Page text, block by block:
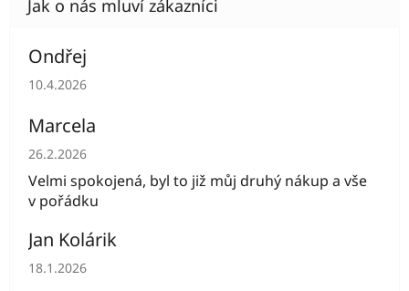
Ondřej
Hodnocení obchodu je 5 z 5 hvězdiček.
10.4.2026
Marcela
Hodnocení obchodu je 5 z 5 hvězdiček.
26.2.2026
Velmi spokojená, byl to již můj druhý nákup a vše
v pořádku
Jan Kolárik
Hodnocení obchodu je 5 z 5 hvězdiček.
18.1.2026